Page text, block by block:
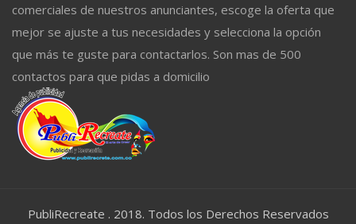
comerciales de nuestros anunciantes, escoge la oferta que
mejor se ajuste a tus necesidades y selecciona la opción
que más te guste para contactarlos. Son mas de 500
contactos para que pidas a domicilio
PubliRecreate . 2018. Todos los Derechos Reservados